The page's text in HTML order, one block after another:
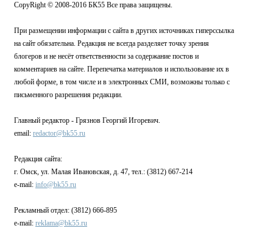
CopyRight © 2008-2016 БК55 Все права защищены.
При размещении информации с сайта в других источниках гиперссылка
на сайт обязательна. Редакция не всегда разделяет точку зрения
блогеров и не несёт ответственности за содержание постов и
комментариев на сайте. Перепечатка материалов и использование их в
любой форме, в том числе и в электронных СМИ, возможны только с
письменного разрешения редакции.
Главный редактор - Грязнов Георгий Игоревич.
email: redactor@bk55.ru
Редакция сайта:
г. Омск, ул. Малая Ивановская, д. 47, тел.: (3812) 667-214
e-mail: info@bk55.ru
Рекламный отдел: (3812) 666-895
e-mail: reklama@bk55.ru